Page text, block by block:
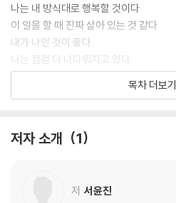
기로 하자.
나는 내 방식대로 행복할 것이다
이 일을 할 때 진짜 살아 있는 것 같다
내가 나인 것이 좋다
나는 점점 더 나다워지고 있다
나는 젊고 건강하다
나는 행복할 권리가 있다
지금까지 잘해왔다
목차 더보기
저자 소개 1
저 서윤진